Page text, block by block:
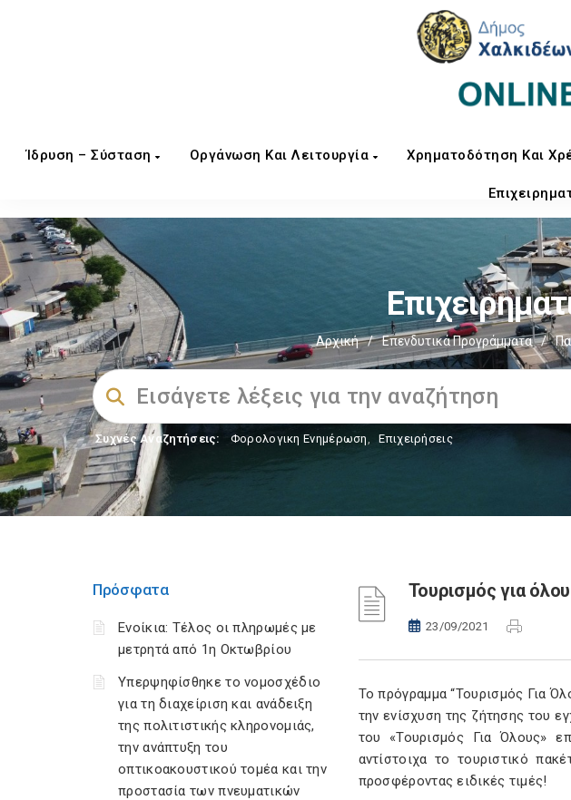
Ίδρυση – Σύσταση Οργάνωση Και Λειτουργία Χρηματοδότηση Και
Αρχική / Επενδυτικά Προγράμματα /
Συχνές Αναζητήσεις: Φορολογικη Ενημέρωση, Επιχειρήσεις
Πρόσφατα
Ενοίκια: Τέλος οι πληρωμές με
μετρητά από 1η Οκτωβρίου
Υπερψηφίσθηκε το νομοσχέδιο
για τη διαχείριση και ανάδειξη
της πολιτιστικής κληρονομιάς,
την ανάπτυξη του
οπτικοακουστικού τομέα και την
προστασία των πνευματικών
Τουρισμός για
23/09/2021
Το πρόγραμμα “Τουρισμός Για
την ενίσχυση της ζήτησης του
του «Τουρισμός Για Όλους»
αντίστοιχα το τουριστικό
προσφέροντας ειδικές τιμές!